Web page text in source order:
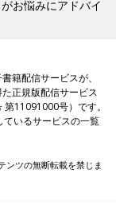
するのが正解？5人のマ
お悩みにアドバイ
籍配信サービスが、
正規版配信サービス
11091000号）です。
ているサービスの一覧
ンツの無断転載を禁じま